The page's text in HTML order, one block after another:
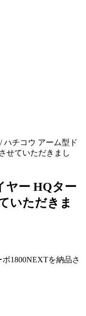
/ ハチコウ アーム型ド
せていただきまし
ヤー HQター
いただきま
1800NEXTを納品さ